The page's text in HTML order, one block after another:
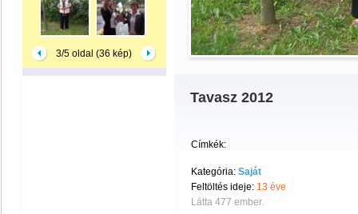
3/5 oldal (36 kép)
Tavasz 2012
Címkék:
Kategória: Saját
Feltöltés ideje: 13 éve
Látta 477 ember.